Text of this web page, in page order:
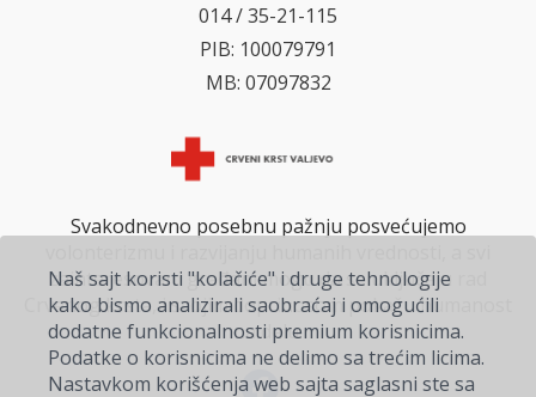
014 / 35-21-115
PIB: 100079791
MB: 07097832
Svakodnevno posebnu pažnju posvećujemo
zainteresovani građani mogu da se uključe u rad
Crvenog krsta, i svojim doprinosom pokažu humanost
na delu.
Naš sajt koristi "kolačiće" i druge tehnologije
kako bismo analizirali saobraćaj i omogućili
dodatne funkcionalnosti premium korisnicima.
Podatke o korisnicima ne delimo sa trećim licima.
Nastavkom korišćenja web sajta saglasni ste sa